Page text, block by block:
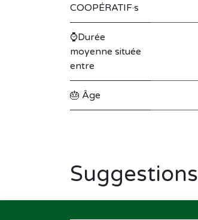
COOPÉRATIF·s
⌚Durée
moyenne située
entre
🎂 Âge
Suggestions